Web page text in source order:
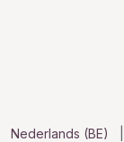
Nederlands (BE)